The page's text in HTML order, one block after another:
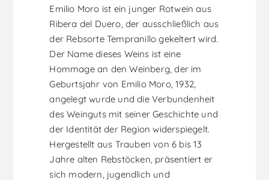
Emilio Moro ist ein junger Rotwein aus
Ribera del Duero, der ausschließlich aus
der Rebsorte Tempranillo gekeltert wird.
Der Name dieses Weins ist eine
Hommage an den Weinberg, der im
Geburtsjahr von Emilio Moro, 1932,
angelegt wurde und die Verbundenheit
des Weinguts mit seiner Geschichte und
der Identität der Region widerspiegelt.
Hergestellt aus Trauben von 6 bis 13
Jahre alten Rebstöcken, präsentiert er
sich modern, jugendlich und